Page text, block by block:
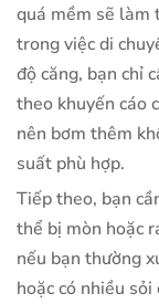
quá mềm sẽ làm
trong việc di
độ căng, bạn chỉ
theo khuyến cáo
nên bơm thêm
suất phù hợp.
Tiếp theo, bạn
thể bị mòn hoặc
nếu bạn thường
hoặc có nhiều